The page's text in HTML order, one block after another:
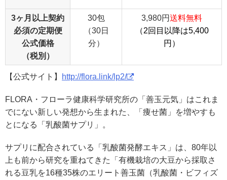
3ヶ月以上契約
必須の定期便
公式価格
（税別）
30包
（30日
分）
3,980円送料無料
（2回目以降は5,400
円）
【公式サイト】 http://flora.link/lp2/
FLORA・フローラ健康科学研究所の「善玉元気」はこれま
でにない新しい発想から生まれた、「痩せ菌」を増やすも
とになる「乳酸菌サプリ」。
サプリに配合されている「乳酸菌発酵エキス」は、80年以
上も前から研究を重ねてきた「有機栽培の大豆から採取さ
れる豆乳を16種35株のエリート善玉菌（乳酸菌・ビフィズ